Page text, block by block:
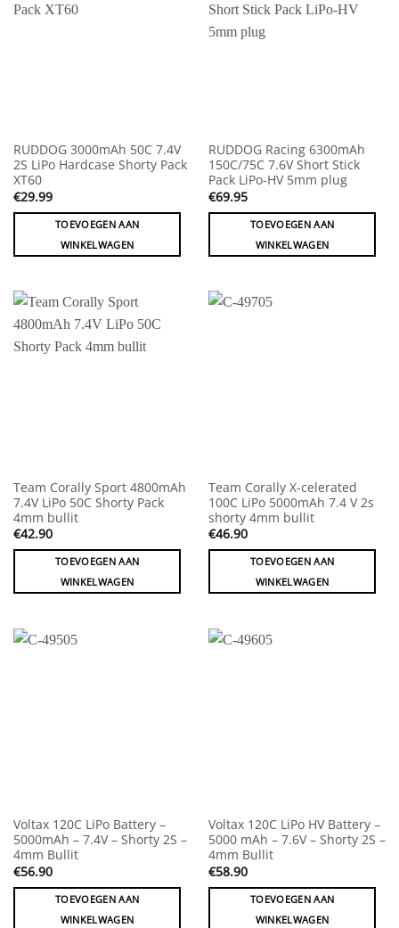
RUDDOG 3000mAh 50C 7.4V
2S LiPo Hardcase Shorty Pack
XT60
€29.99
TOEVOEGEN AAN
WINKELWAGEN
RUDDOG Racing 6300mAh
150C/75C 7.6V Short Stick
Pack LiPo-HV 5mm plug
€69.95
TOEVOEGEN AAN
WINKELWAGEN
Team Corally Sport 4800mAh
7.4V LiPo 50C Shorty Pack
4mm bullit
€42.90
TOEVOEGEN AAN
WINKELWAGEN
Team Corally X-celerated
100C LiPo 5000mAh 7.4 V 2s
shorty 4mm bullit
€46.90
TOEVOEGEN AAN
WINKELWAGEN
Voltax 120C LiPo Battery –
5000mAh – 7.4V – Shorty 2S –
4mm Bullit
€56.90
TOEVOEGEN AAN
WINKELWAGEN
Voltax 120C LiPo HV Battery –
5000 mAh – 7.6V – Shorty 2S –
4mm Bullit
€58.90
TOEVOEGEN AAN
WINKELWAGEN